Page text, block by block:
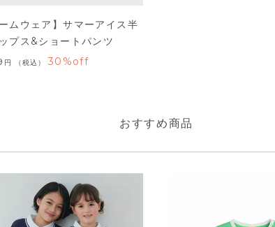
ムウェア】サマーアイス半
プス&ショートパンツ
税込 30%off
おすすめ商品